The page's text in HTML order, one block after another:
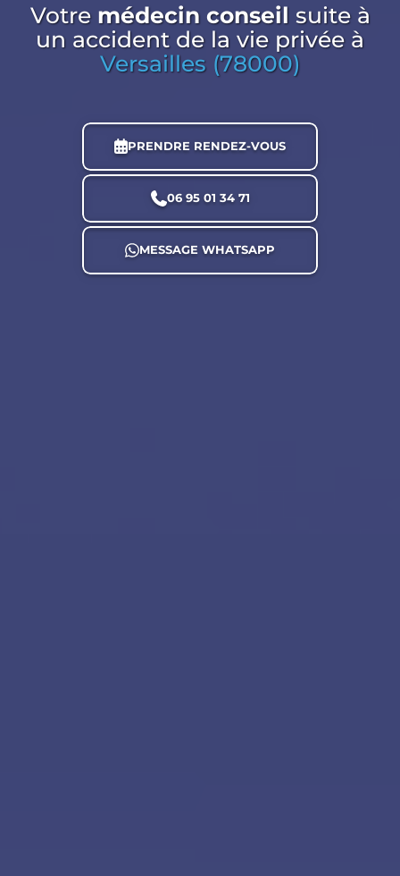
Votre médecin conseil suite à
un accident de la vie privéeà
Versailles (78000)
PRENDRE RENDEZ-VOUS
06 95 01 34 71
MESSAGE WHATSAPP